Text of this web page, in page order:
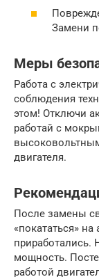
Замени
Меры
Работа с
соблюдения
этом! Отключи
работай с
двигателя.
После замены
«покататься»
приработались.
мощность.
работой